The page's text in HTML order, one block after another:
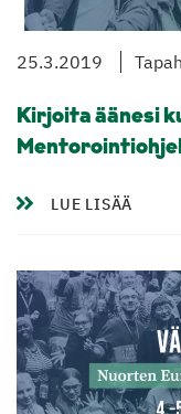
25.3.2019
Kirjoita äänesi
LUE LISÄÄ